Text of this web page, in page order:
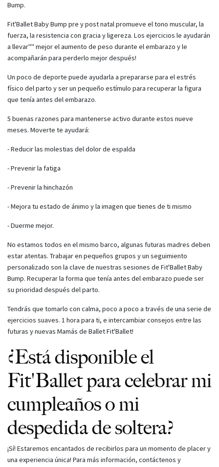
Bump.
Fit'Ballet Baby Bump pre y post natal promueve el tono muscular, la
fuerza, la resistencia con gracia y ligereza. Los ejercicios le ayudarán
a llevar"" mejor el aumento de peso durante el embarazo y le
acompañarán para perderlo mejor después!
Un poco de deporte puede ayudarla a prepararse para el estrés
físico del parto y ser un pequeño estímulo para recuperar la figura
que tenía antes del embarazo.
5 buenas razones para mantenerse activo durante estos nueve
meses. Moverte te ayudará:
- Reducir las molestias del dolor de espalda
- Prevenir la fatiga
- Prevenir la hinchazón
- Mejora tu estado de ánimo y la imagen que tienes de ti mismo
- Duerme mejor.
No estamos todos en el mismo barco, algunas futuras madres deben
estar atentas. Trabajar en pequeños grupos y un seguimiento
personalizado son la clave de nuestras sesiones de Fit'Ballet Baby
Bump. Recuperar la forma que tenía antes del embarazo puede ser
su prioridad después del parto.
Tendrás que tomarlo con calma, poco a poco a través de una serie de
ejercicios suaves. 1 hora para ti, e intercambiar consejos entre las
futuras y nuevas Mamás de Ballet Fit'Ballet!
¿Está disponible el
Fit'Ballet para celebrar mi
cumpleaños o mi
despedida de soltera?
¡Sí! Estaremos encantados de recibirlos para un momento de placer y
una experiencia única! Para más información, contáctenos y